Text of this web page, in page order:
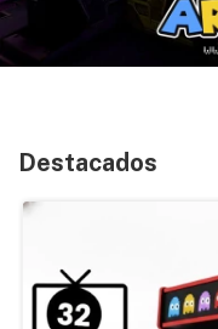
Destacados